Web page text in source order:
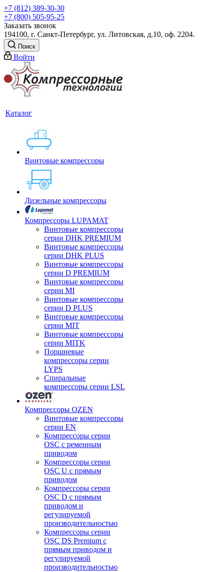
+7 (812) 389-30-30
+7 (800) 505-95-25
Заказать звонок
194100, г. Санкт-Петербург, ул. Литовская, д.10, оф. 2204.
Поиск
Войти
Каталог
Винтовые компрессоры
Дизельные компрессоры
Компрессоры LUPAMAT
Винтовые компрессоры
серии DHK PREMIUM
Винтовые компрессоры
серии DHK PLUS
Винтовые компрессоры
серии D PREMIUM
Винтовые компрессоры
серии MI
Винтовые компрессоры
серии D PLUS
Винтовые компрессоры
серии MIT
Винтовые компрессоры
серии MITK
Поршневые
компрессоры серии
LYPS
Спиральные
компрессоры серии LSL
Компрессоры OZEN
Винтовые компрессоры
серии EN
Компрессоры серии
OSC с ременным
приводом
Компрессоры серии
OSC U с прямым
приводом
Компрессоры серии
OSC D с прямым
приводом и
регулируемой
производительностью
Компрессоры серии
OSC DS Premium с
прямым приводом и
регулируемой
производительностью